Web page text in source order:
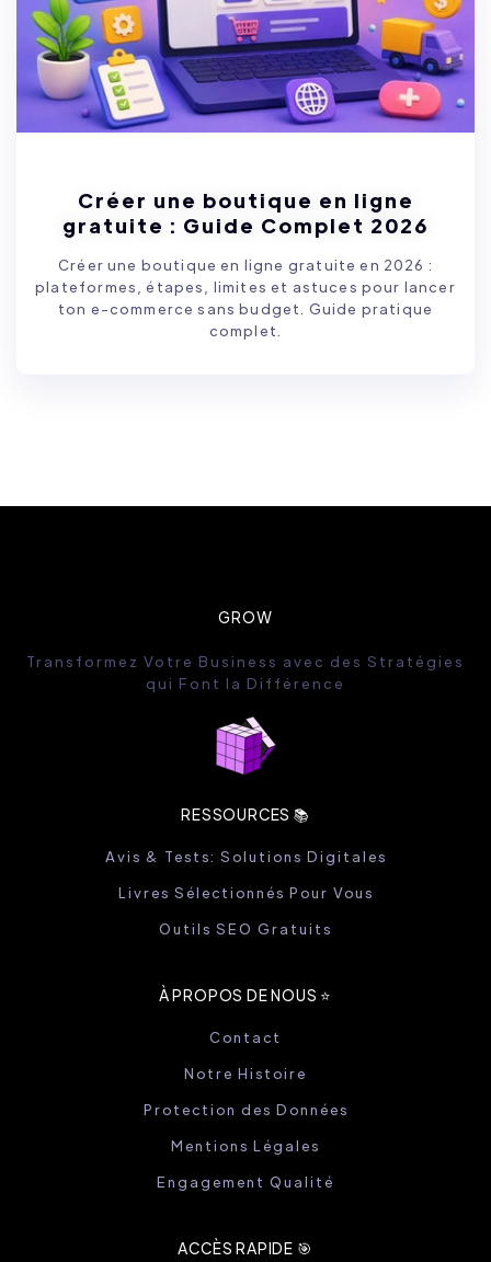
Créer une boutique en ligne
gratuite : Guide Complet 2026
Créer une boutique en ligne gratuite en 2026 :
plateformes, étapes, limites et astuces pour lancer
ton e-commerce sans budget. Guide pratique
complet.
GROW
Transformez Votre Business avec des Stratégies
qui Font la Différence
RESSOURCES 📚
Avis & Tests: Solutions Digitales
Livres Sélectionnés Pour Vous
Outils SEO Gratuits
À PROPOS DE NOUS ⭐️
Contact
Notre Histoire
Protection des Données
Mentions Légales
Engagement Qualité
ACCÈS RAPIDE 🎯